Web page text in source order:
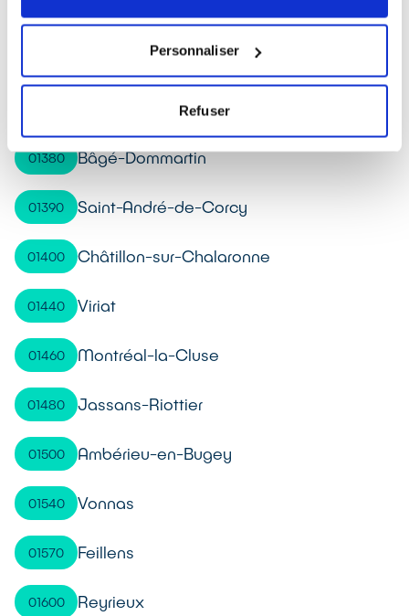
Personnaliser
Refuser
Béligneux
01380 Bâgé-Dommartin
01390 Saint-André-de-Corcy
01400 Châtillon-sur-Chalaronne
01440 Viriat
01460 Montréal-la-Cluse
01480 Jassans-Riottier
01500 Ambérieu-en-Bugey
01540 Vonnas
01570 Feillens
01600 Reyrieux